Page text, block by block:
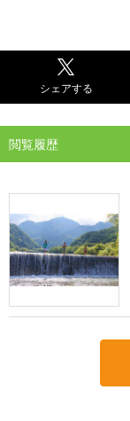
シェアする
閲覧履歴